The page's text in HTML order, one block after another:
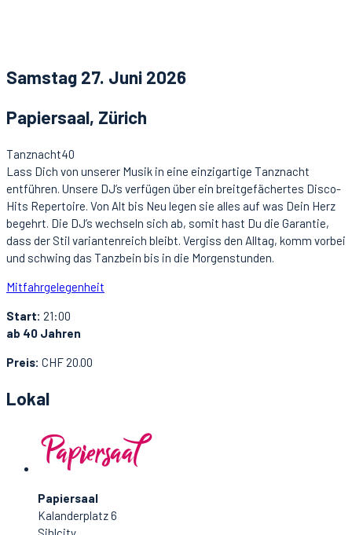
Samstag 27. Juni 2026
Papiersaal, Zürich
Tanznacht40
Lass Dich von unserer Musik in eine einzigartige Tanznacht
entführen. Unsere DJ’s verfügen über ein breitgefächertes Disco-
Hits Repertoire. Von Alt bis Neu legen sie alles auf was Dein Herz
begehrt. Die DJ’s wechseln sich ab, somit hast Du die Garantie,
dass der Stil variantenreich bleibt. Vergiss den Alltag, komm vorbei
und schwing das Tanzbein bis in die Morgenstunden.
Mitfahrgelegenheit
Start: 21:00
ab 40 Jahren
Preis: CHF 20.00
Lokal
Papiersaal
Kalanderplatz 6